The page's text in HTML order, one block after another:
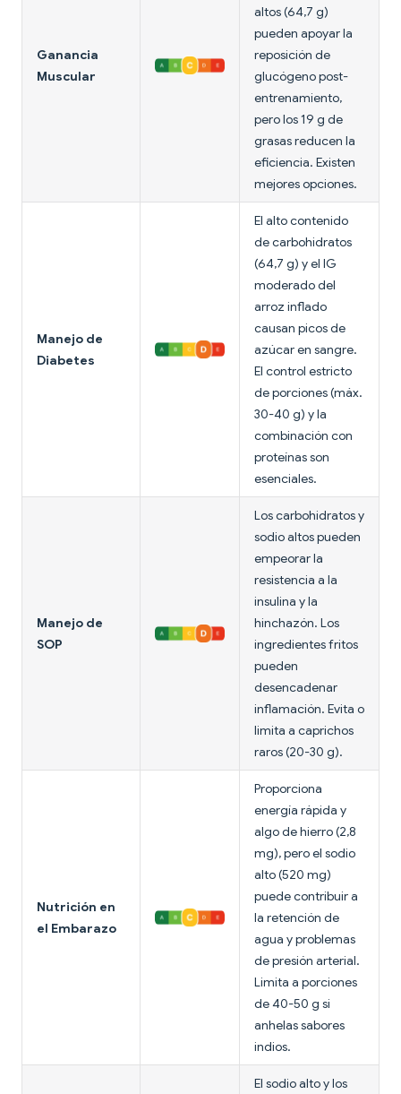
Ganancia
Muscular
altos (64,7 g)
pueden apoyar la
reposición de
glucógeno post-
entrenamiento,
pero los 19 g de
grasas reducen la
eficiencia. Existen
mejores opciones.
Manejo de
Diabetes
El alto contenido
de carbohidratos
(64,7 g) y el IG
moderado del
arroz inflado
causan picos de
azúcar en sangre.
El control estricto
de porciones (máx.
30-40 g) y la
combinación con
proteínas son
esenciales.
Manejo de
SOP
Los carbohidratos y
sodio altos pueden
empeorar la
resistencia a la
insulina y la
hinchazón. Los
ingredientes fritos
pueden
desencadenar
inflamación. Evita o
limita a caprichos
raros (20-30 g).
Nutrición en
el Embarazo
Proporciona
energía rápida y
algo de hierro (2,8
mg), pero el sodio
alto (520 mg)
puede contribuir a
la retención de
agua y problemas
de presión arterial.
Limita a porciones
de 40-50 g si
anhelas sabores
indios.
El sodio alto y los